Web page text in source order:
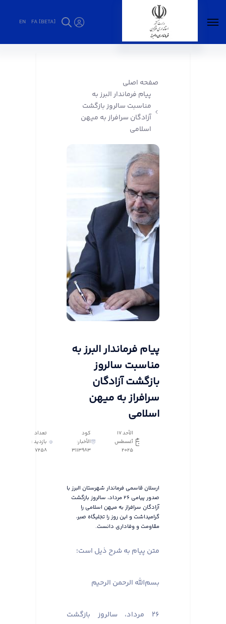
FA [BETA]
EN
صفحه اصلی
پیام فرماندار البرز به
مناسبت سالروز بازگشت
آزادگان سرافراز به میهن
اسلامی
پیام فرماندار البرز به
مناسبت سالروز
بازگشت آزادگان
سرافراز به میهن
اسلامی
الأحد ١٧
أغسطس
٢٠٢٥
كود
الأخبار:
3113983
تعداد
بازدید :
7258
ارسلان قاسمی فرماندار شهرستان البرز با
صدور پیامی ۲۶ مرداد، سالروز بازگشت
آزادگان سرافراز به میهن اسلامی را
گرامیداشت و این روز را تجلیگاه صبر،
مقاومت و وفاداری دانست.
متن پیام به شرح ذیل است؛
بسم‌الله الرحمن الرحیم
۲۶ مرداد، سالروز بازگشت